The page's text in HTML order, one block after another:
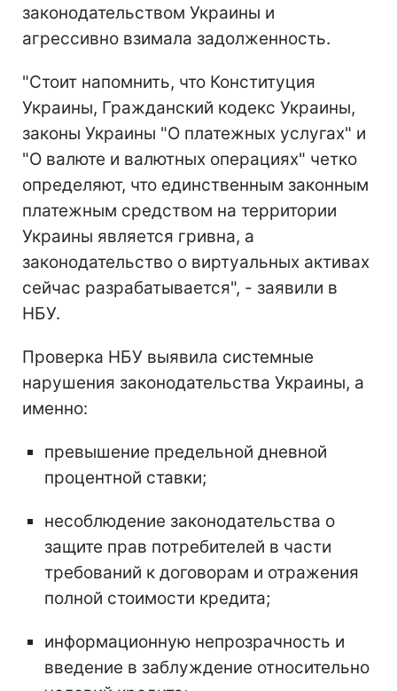
законодательством Украины и
агрессивно взимала задолженность.
"Стоит напомнить, что Конституция
Украины, Гражданский кодекс Украины,
законы Украины "О платежных услугах" и
"О валюте и валютных операциях" четко
определяют, что единственным законным
платежным средством на территории
Украины является гривна, а
законодательство о виртуальных активах
сейчас разрабатывается", - заявили в
НБУ.
Проверка НБУ выявила системные
нарушения законодательства Украины, а
именно:
превышение предельной дневной
процентной ставки;
несоблюдение законодательства о
защите прав потребителей в части
требований к договорам и отражения
полной стоимости кредита;
информационную непрозрачность и
введение в заблуждение относительно